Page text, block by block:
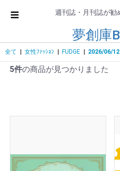
週刊誌・月刊誌が勧
夢創庫
全て 女性ﾌｧｯｼｮﾝ FUDGE 2026/06/12
5件の商品が見つかりました